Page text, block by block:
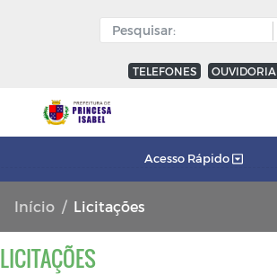
TELEFONES OUVIDORIA
Acesso Rápido
Início Licitações
LICITAÇÕES